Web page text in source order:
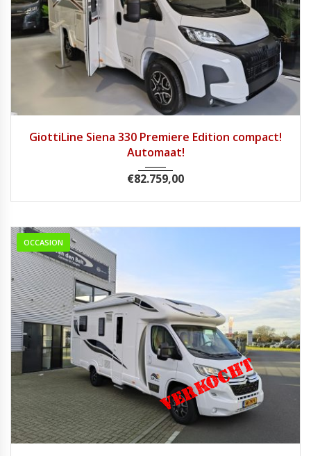
GiottiLine Siena 330 Premiere Edition compact!
Automaat!
€82.759,00
OCCASION